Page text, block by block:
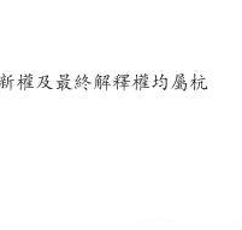
權及最終解釋權均屬杭